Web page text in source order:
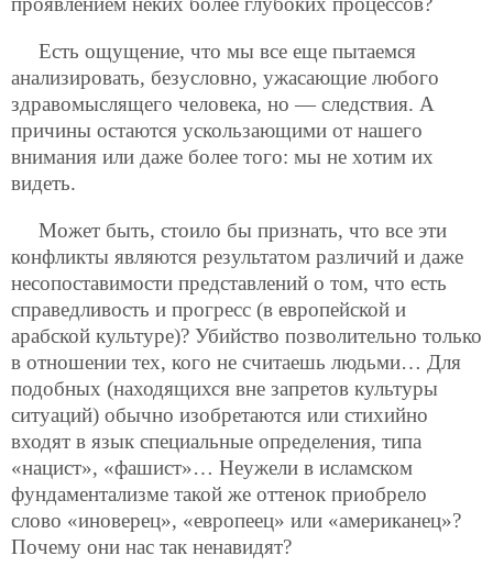
Есть ощущение, что мы все еще пытаемся
анализировать, безусловно, ужасающие любого
здравомыслящего человека, но — следствия. А
причины остаются ускользающими от нашего
внимания или даже более того: мы не хотим их
видеть.
Может быть, стоило бы признать, что все эти
конфликты являются результатом различий и даже
несопоставимости представлений о том, что есть
справедливость и прогресс (в европейской и
арабской культуре)? Убийство позволительно только
в отношении тех, кого не считаешь людьми… Для
подобных (находящихся вне запретов культуры
ситуаций) обычно изобретаются или стихийно
входят в язык специальные определения, типа
«нацист», «фашист»… Неужели в исламском
фундаментализме такой же оттенок приобрело
слово «иноверец», «европеец» или «американец»?
Почему они нас так ненавидят?